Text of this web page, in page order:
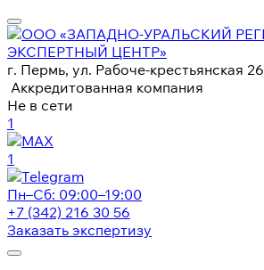
г. Пермь, ул. Рабоче-крестьянская 26
Аккредитованная компания
Не в сети
1
1
Пн–Сб: 09:00–19:00
+7 (342) 216 30 56
Заказать экспертизу